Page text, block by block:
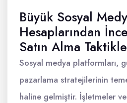
Büyük Sosyal
Hesaplarından
Satın Alma
Sosyal medya platformları,
pazarlama stratejilerinin
haline gelmiştir. İşletmeler